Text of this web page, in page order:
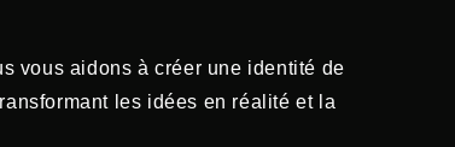
vous aidons à créer une identité de
les idées en réalité et la